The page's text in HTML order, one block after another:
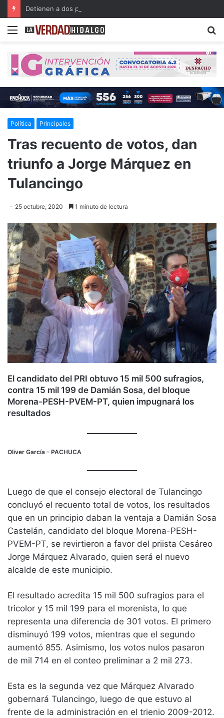
Menu
Política Principales
Tras recuento de votos, dan
triunfo a Jorge Márquez en
Tulancingo
25 octubre, 2020 1 minuto de lectura
El candidato del PRI obtuvo 15 mil 500 sufragios,
contra 15 mil 199 de Damián Sosa, del bloque
Morena-PESH-PVEM-PT, quien impugnará los
resultados
Oliver García – PACHUCA
Luego de que el consejo electoral de Tulancingo
concluyó el recuento total de votos, los resultados
que en un principio daban la ventaja a Damián Sosa
Castelán, candidato del bloque Morena-PESH-
PVEM-PT, se revirtieron a favor del priista Cesáreo
Jorge Márquez Alvarado, quien será el nuevo
alcalde de este municipio.
El resultado acredita 15 mil 500 sufragios para el
tricolor y 15 mil 199 para el morenista, lo que
representa una diferencia de 301 votos. El primero
disminuyó 199 votos, mientras que el segundo
aumentó 855. Asimismo, los votos nulos pasaron
de mil 714 en el conteo preliminar a 2 mil 273.
Esta es la segunda vez que Márquez Alvarado
gobernará Tulancingo, luego de que estuvo al
frente de la administración en el trienio 2009-2012.